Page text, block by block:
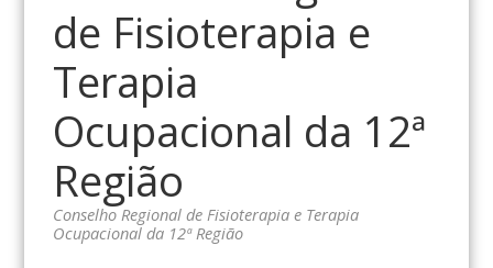
de Fisioterapia e
Terapia
Ocupacional da 12ª
Região
Conselho Regional de Fisioterapia e Terapia
Ocupacional da 12ª Região